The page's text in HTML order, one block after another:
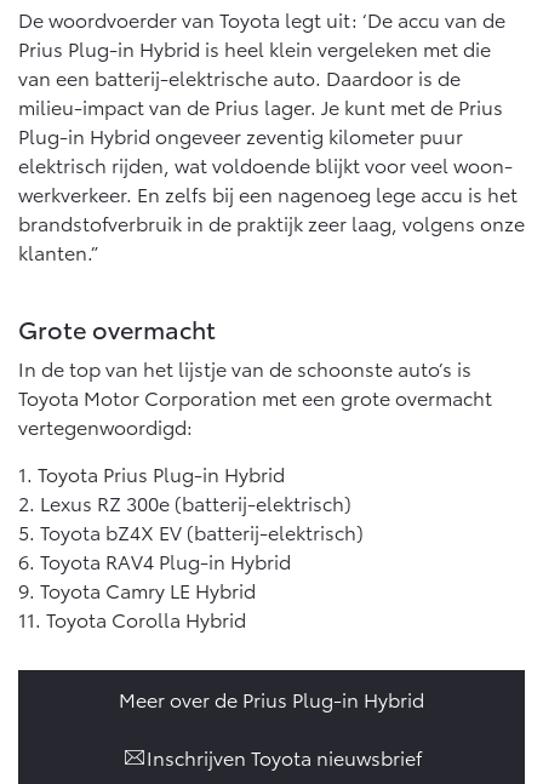
De woordvoerder van Toyota legt uit: ‘De accu van de
Prius Plug-in Hybrid is heel klein vergeleken met die
van een batterij-elektrische auto. Daardoor is de
milieu-impact van de Prius lager. Je kunt met de Prius
Plug-in Hybrid ongeveer zeventig kilometer puur
elektrisch rijden, wat voldoende blijkt voor veel woon-
werkverkeer. En zelfs bij een nagenoeg lege accu is het
brandstofverbruik in de praktijk zeer laag, volgens onze
klanten.”
Grote overmacht
In de top van het lijstje van de schoonste auto’s is
Toyota Motor Corporation met een grote overmacht
vertegenwoordigd:
1. Toyota Prius Plug-in Hybrid
2. Lexus RZ 300e (batterij-elektrisch)
5. Toyota bZ4X EV (batterij-elektrisch)
6. Toyota RAV4 Plug-in Hybrid
9. Toyota Camry LE Hybrid
11. Toyota Corolla Hybrid
Meer over de Prius Plug-in Hybrid
Inschrijven Toyota nieuwsbrief